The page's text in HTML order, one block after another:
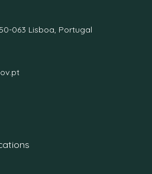
063 Lisboa, Portugal